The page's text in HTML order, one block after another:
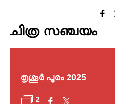
ചിത്ര സഞ്ചയം
തൃശൂർ പൂരം 2025
2